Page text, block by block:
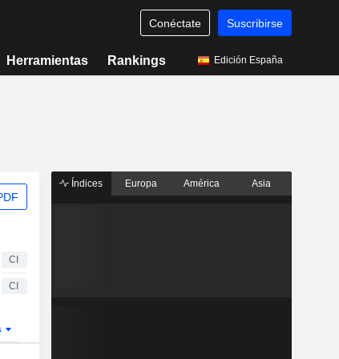
Conéctate Suscribirse
Herramientas Rankings Edición España
CI
CI
Índices Europa América Asia